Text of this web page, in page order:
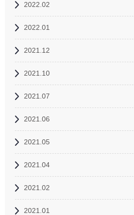
2022.02
2022.01
2021.12
2021.10
2021.07
2021.06
2021.05
2021.04
2021.02
2021.01